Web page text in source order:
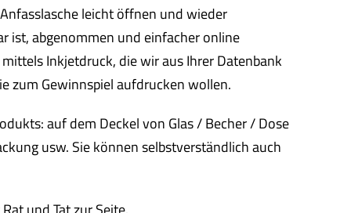
leicht öffnen und wieder
ist, abgenommen und einfacher online
Inkjetdruck, die wir aus Ihrer Datenbank
zum Gewinnspiel aufdrucken wollen.
auf dem Deckel von Glas / Becher / Dose
usw. Sie können selbstverständlich auch